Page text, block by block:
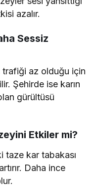
azalır.
Sessiz
trafiği az olduğu için
Şehirde ise karın
gürültüsü
Etkiler mi?
taze kar tabakası
Daha ince